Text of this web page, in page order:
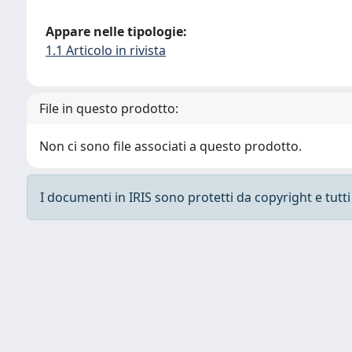
Appare nelle tipologie:
1.1 Articolo in rivista
File in questo prodotto:
Non ci sono file associati a questo prodotto.
I documenti in IRIS sono protetti da copyright e